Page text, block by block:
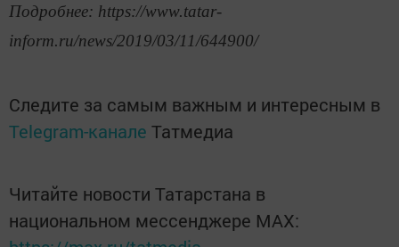
Подробнее: https://www.tatar-
inform.ru/news/2019/03/11/644900/
Следите за самым важным и интересным в
Telegram-канале Татмедиа
Читайте новости Татарстана в
национальном мессенджере MАХ: